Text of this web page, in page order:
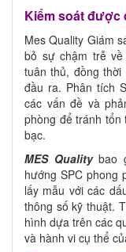
Kiểm soát được
Mes Quality Giám
bỏ sự chậm trễ
tuân thủ, đồng
đầu ra. Phân tích
các vấn đề và
phòng để tránh tổn
bạc.
MES Qualitybao
hướng SPC phong
lấy mẫu với các
thông số kỹ thuật.
hình dựa trên các
và hành vi cụ thể